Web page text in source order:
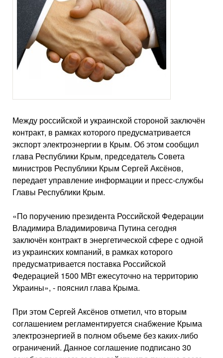
Между российской и украинской стороной заключён
контракт, в рамках которого предусматривается
экспорт электроэнергии в Крым. Об этом сообщил
глава Республики Крым, председатель Совета
министров Республики Крым Сергей Аксёнов,
передает управление информации и пресс-службы
Главы Республики Крым.
«По поручению президента Российской Федерации
Владимира Владимировича Путина сегодня
заключён контракт в энергетической сфере с одной
из украинских компаний, в рамках которого
предусматривается поставка Российской
Федерацией 1500 МВт ежесуточно на территорию
Украины», - пояснил глава Крыма.
При этом Сергей Аксёнов отметил, что вторым
соглашением регламентируется снабжение Крыма
электроэнергией в полном объеме без каких-либо
ограничений. Данное соглашение подписано 30